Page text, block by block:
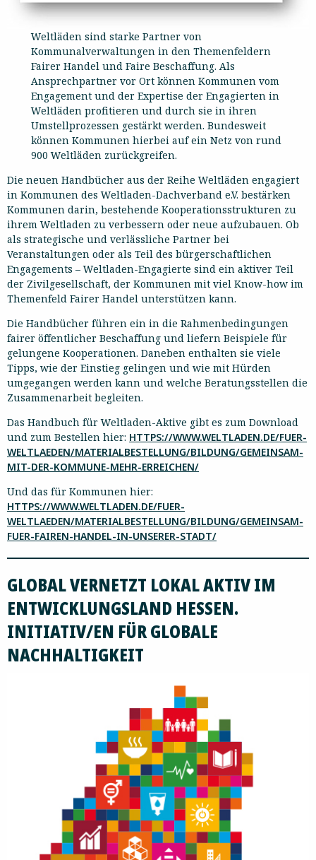
Weltläden sind starke Partner von
Kommunalverwaltungen in den Themenfeldern
Fairer Handel und Faire Beschaffung. Als
Ansprechpartner vor Ort können Kommunen vom
Engagement und der Expertise der Engagierten in
Weltläden profitieren und durch sie in ihren
Umstellprozessen gestärkt werden. Bundesweit
können Kommunen hierbei auf ein Netz von rund
900 Weltläden zurückgreifen.
Die neuen Handbücher aus der Reihe Weltläden engagiert
in Kommunen des Weltladen-Dachverband e.V. bestärken
Kommunen darin, bestehende Kooperationsstrukturen zu
ihrem Weltladen zu verbessern oder neue aufzubauen. Ob
als strategische und verlässliche Partner bei
Veranstaltungen oder als Teil des bürgerschaftlichen
Engagements – Weltladen-Engagierte sind ein aktiver Teil
der Zivilgesellschaft, der Kommunen mit viel Know-how im
Themenfeld Fairer Handel unterstützen kann.
Die Handbücher führen ein in die Rahmenbedingungen
fairer öffentlicher Beschaffung und liefern Beispiele für
gelungene Kooperationen. Daneben enthalten sie viele
Tipps, wie der Einstieg gelingen und wie mit Hürden
umgegangen werden kann und welche Beratungsstellen die
Zusammenarbeit begleiten.
Das Handbuch für Weltladen-Aktive gibt es zum Download
und zum Bestellen hier: HTTPS://WWW.WELTLADEN.DE/FUER-
WELTLAEDEN/MATERIALBESTELLUNG/BILDUNG/GEMEINSAM-
MIT-DER-KOMMUNE-MEHR-ERREICHEN/
Und das für Kommunen hier:
HTTPS://WWW.WELTLADEN.DE/FUER-
WELTLAEDEN/MATERIALBESTELLUNG/BILDUNG/GEMEINSAM-
FUER-FAIREN-HANDEL-IN-UNSERER-STADT/
GLOBAL VERNETZT LOKAL AKTIV IM
ENTWICKLUNGSLAND HESSEN.
INITIATIV/EN FÜR GLOBALE
NACHHALTIGKEIT